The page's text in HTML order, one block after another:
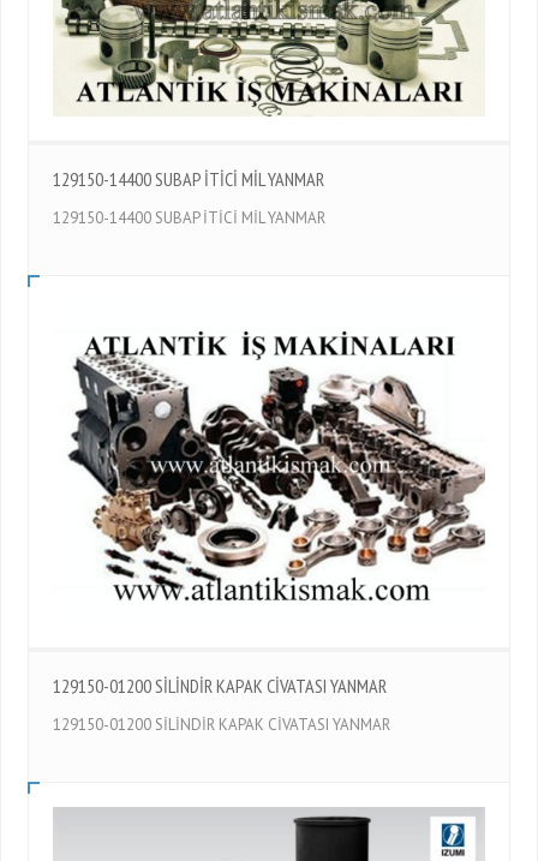
129150-14400 SUBAP İTİCİ MİL YANMAR
129150-14400 SUBAP İTİCİ MİL YANMAR
129150-01200 SİLİNDİR KAPAK CİVATASI YANMAR
129150-01200 SİLİNDİR KAPAK CİVATASI YANMAR